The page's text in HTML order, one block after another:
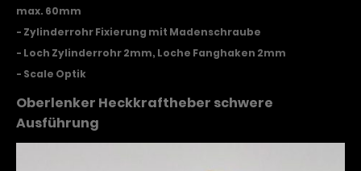
max. 60mm
- Zylinderrohr Fixierung mit Madenschraube
- Loch Zylinderrohr 2mm, Loche Fanghaken 2mm
- Scale Optik
Oberlenker Heckkraftheber schwere
Ausführung